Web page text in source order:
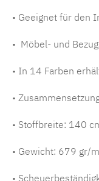
• Geeignet für den
• Möbel- und
• In 14 Farben
•
• Stoffbreite: 140
• Gewicht: 679 gr/m
•